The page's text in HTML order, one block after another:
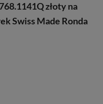
złoty na
Swiss Made Ronda